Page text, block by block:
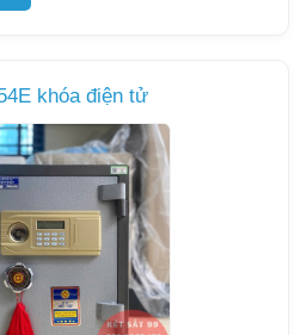
khóa điện tử